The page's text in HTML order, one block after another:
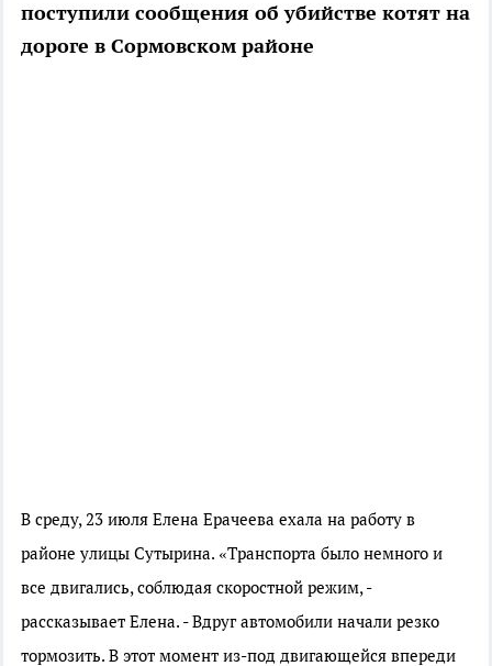
поступили сообщения об убийстве котят на
дороге в Сормовском районе
В среду, 23 июля Елена Ерачеева ехала на работу в
районе улицы Сутырина. «Транспорта было немного и
все двигались, соблюдая скоростной режим, -
рассказывает Елена. - Вдруг автомобили начали резко
тормозить. В этот момент из-под двигающейся впереди